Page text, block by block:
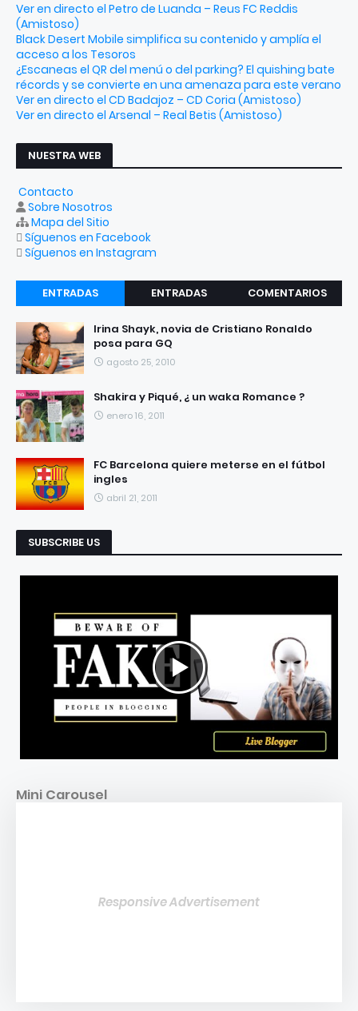
Ver en directo el Petro de Luanda – Reus FC Reddis
(Amistoso)
Black Desert Mobile simplifica su contenido y amplía el
acceso a los Tesoros
¿Escaneas el QR del menú o del parking? El quishing bate
récords y se convierte en una amenaza para este verano
Ver en directo el CD Badajoz – CD Coria (Amistoso)
Ver en directo el Arsenal – Real Betis (Amistoso)
NUESTRA WEB
Contacto
Sobre Nosotros
Mapa del Sitio
Síguenos en Facebook
Síguenos en Instagram
ENTRADAS
RECIENTES
ENTRADAS
COMENTARIOS
Irina Shayk, novia de Cristiano Ronaldo
posa para GQ
agosto 25, 2010
Shakira y Piqué, ¿ un waka Romance ?
enero 16, 2011
FC Barcelona quiere meterse en el fútbol
ingles
abril 21, 2011
SUBSCRIBE US
Mini Carousel
Responsive Advertisement